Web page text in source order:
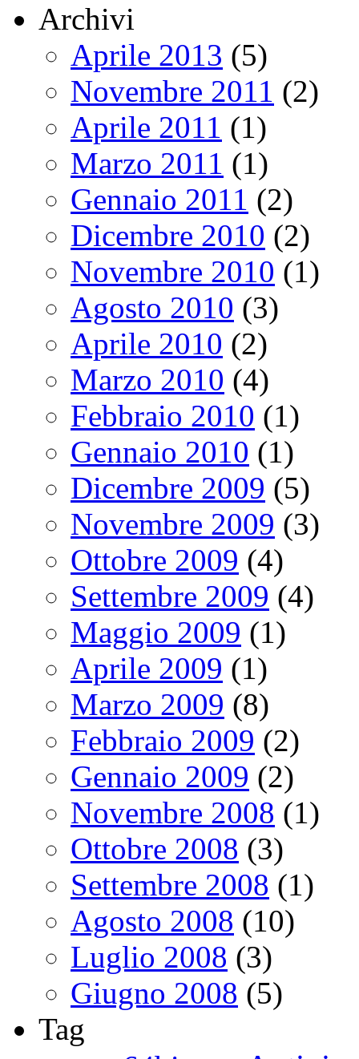
Archivi
Aprile 2013 (5)
Novembre 2011 (2)
Aprile 2011 (1)
Marzo 2011 (1)
Gennaio 2011 (2)
Dicembre 2010 (2)
Novembre 2010 (1)
Agosto 2010 (3)
Aprile 2010 (2)
Marzo 2010 (4)
Febbraio 2010 (1)
Gennaio 2010 (1)
Dicembre 2009 (5)
Novembre 2009 (3)
Ottobre 2009 (4)
Settembre 2009 (4)
Maggio 2009 (1)
Aprile 2009 (1)
Marzo 2009 (8)
Febbraio 2009 (2)
Gennaio 2009 (2)
Novembre 2008 (1)
Ottobre 2008 (3)
Settembre 2008 (1)
Agosto 2008 (10)
Luglio 2008 (3)
Giugno 2008 (5)
Tag